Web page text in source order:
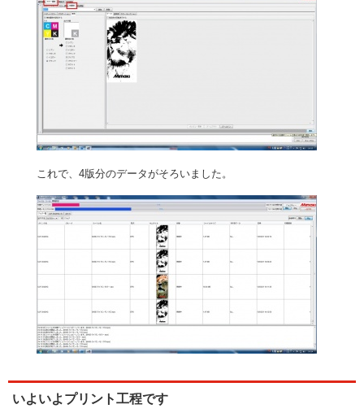
これで、4版分のデータがそろいました。
いよいよプリント工程です